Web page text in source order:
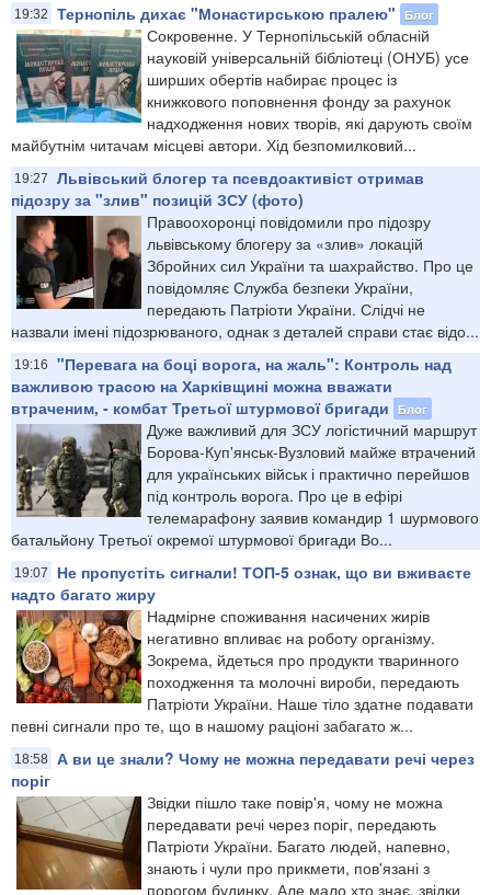
19:32 Тернопіль дихає "Монастирською пралею" Блог
Сокровенне. У Тернопільській обласній
науковій універсальній бібліотеці (ОНУБ) усе
ширших обертів набирає процес із
книжкового поповнення фонду за рахунок
надходження нових творів, які дарують своїм
майбутнім читачам місцеві автори. Хід безпомилковий...
19:27
Львівський блогер та псевдоактивіст отримав
підозру за "злив" позицій ЗСУ (фото)
Правоохоронці повідомили про підозру
львівському блогеру за «злив» локацій
Збройних сил України та шахрайство. Про це
повідомляє Служба безпеки України,
передають Патріоти України. Слідчі не
назвали імені підозрюваного, однак з деталей справи стає відо...
19:16
"Перевага на боці ворога, на жаль": Контроль над
важливою трасою на Харківщині можна вважати
втраченим, - комбат Третьої штурмової бригади
Блог
Дуже важливий для ЗСУ логістичний маршрут
Борова-Куп'янськ-Вузловий майже втрачений
для українських військ і практично перейшов
під контроль ворога. Про це в ефірі
телемарафону заявив командир 1 шурмового
батальйону Третьої окремої штурмової бригади Во...
19:07
Не пропустіть сигнали! ТОП-5 ознак, що ви вживаєте
надто багато жиру
Надмірне споживання насичених жирів
негативно впливає на роботу організму.
Зокрема, йдеться про продукти тваринного
походження та молочні вироби, передають
Патріоти України. Наше тіло здатне подавати
певні сигнали про те, що в нашому раціоні забагато ж...
18:58 А ви це знали? Чому не можна передавати речі через
поріг
Звідки пішло таке повір'я, чому не можна
передавати речі через поріг, передають
Патріоти України. Багато людей, напевно,
знають і чули про прикмети, пов'язані з
порогом будинку. Але мало хто знає, звідки